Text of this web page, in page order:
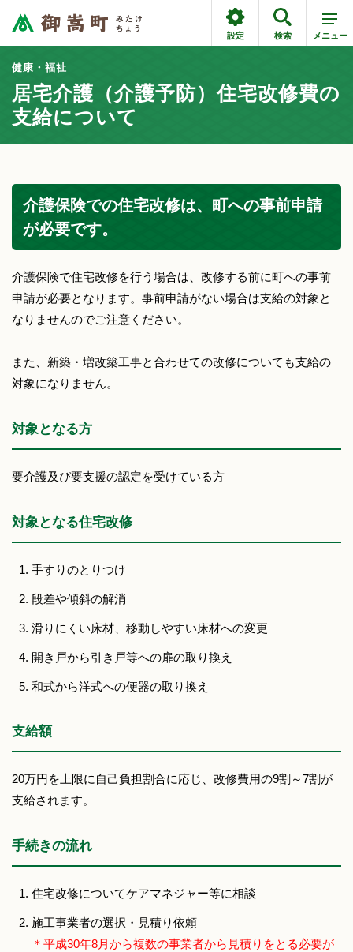
設定 検索 メニュー
健康・福祉
居宅介護（介護予防）住宅改修費の
支給について
介護保険での住宅改修は、町への事前申請
が必要です。
介護保険で住宅改修を行う場合は、改修する前に町への事前
申請が必要となります。事前申請がない場合は支給の対象と
なりませんのでご注意ください。
また、新築・増改築工事と合わせての改修についても支給の
対象になりません。
対象となる方
要介護及び要支援の認定を受けている方
対象となる住宅改修
手すりのとりつけ
段差や傾斜の解消
滑りにくい床材、移動しやすい床材への変更
開き戸から引き戸等への扉の取り換え
和式から洋式への便器の取り換え
支給額
20万円を上限に自己負担割合に応じ、改修費用の9割～7割が
支給されます。
手続きの流れ
住宅改修についてケアマネジャー等に相談
施工事業者の選択・見積り依頼
＊平成30年8月から複数の事業者から見積りをとる必要が